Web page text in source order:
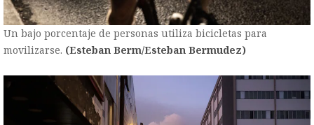
Un bajo porcentaje de personas utiliza bicicletas para
movilizarse. (Esteban Berm/Esteban Bermudez)